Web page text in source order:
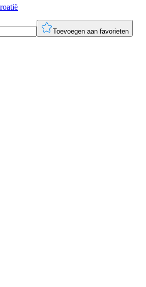
Toevoegen aan favorieten